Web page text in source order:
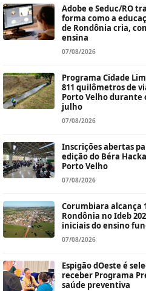
Adobe e Seduc/RO
forma como a
de Rondônia cria,
ensina
07/08/2026
Programa Cidade
811 quilômetros de
Porto Velho durante
julho
07/08/2026
Inscrições abertas
edição do Béra
Porto Velho
07/08/2026
Corumbiara alcança
Rondônia no Ideb
iniciais do ensino
07/08/2026
Espigão dOeste é
receber Programa
saúde preventiva